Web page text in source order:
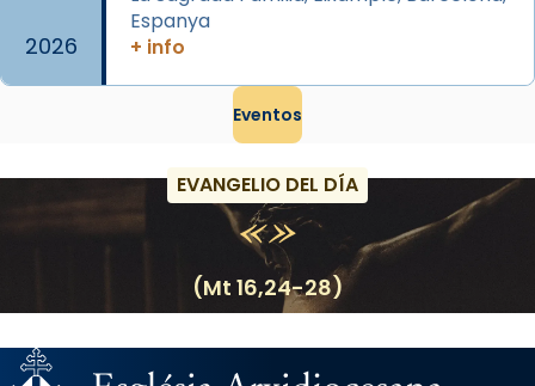
Foto
View on Facebook · Share
2026
Espanya
+ info
Eventos
EVANGELIO DEL DÍA
(Mt 16,24-28)